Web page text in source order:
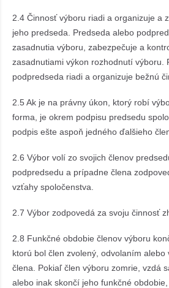
2.4 Činnosť výboru riadi a organizuje a
jeho predseda. Predseda alebo
zasadnutia výboru, zabezpečuje a
zasadnutiami výkon rozhodnutí výboru.
podpredseda riadi a organizuje bežnú
2.5 Ak je na právny úkon, ktorý robí
forma, je okrem podpisu predsedu
podpis ešte aspoň jedného ďalšieho
2.6 Výbor volí zo svojich členov
podpredsedu a prípadne člena
vzťahy spoločenstva.
2.7 Výbor zodpovedá za svoju činnosť
2.8 Funkčné obdobie členov výboru
ktorú bol člen zvolený, odvolaním alebo
člena. Pokiaľ člen výboru zomrie, vzdá
alebo inak skončí jeho funkčné